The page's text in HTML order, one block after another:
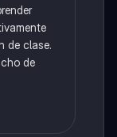
de clase.
de